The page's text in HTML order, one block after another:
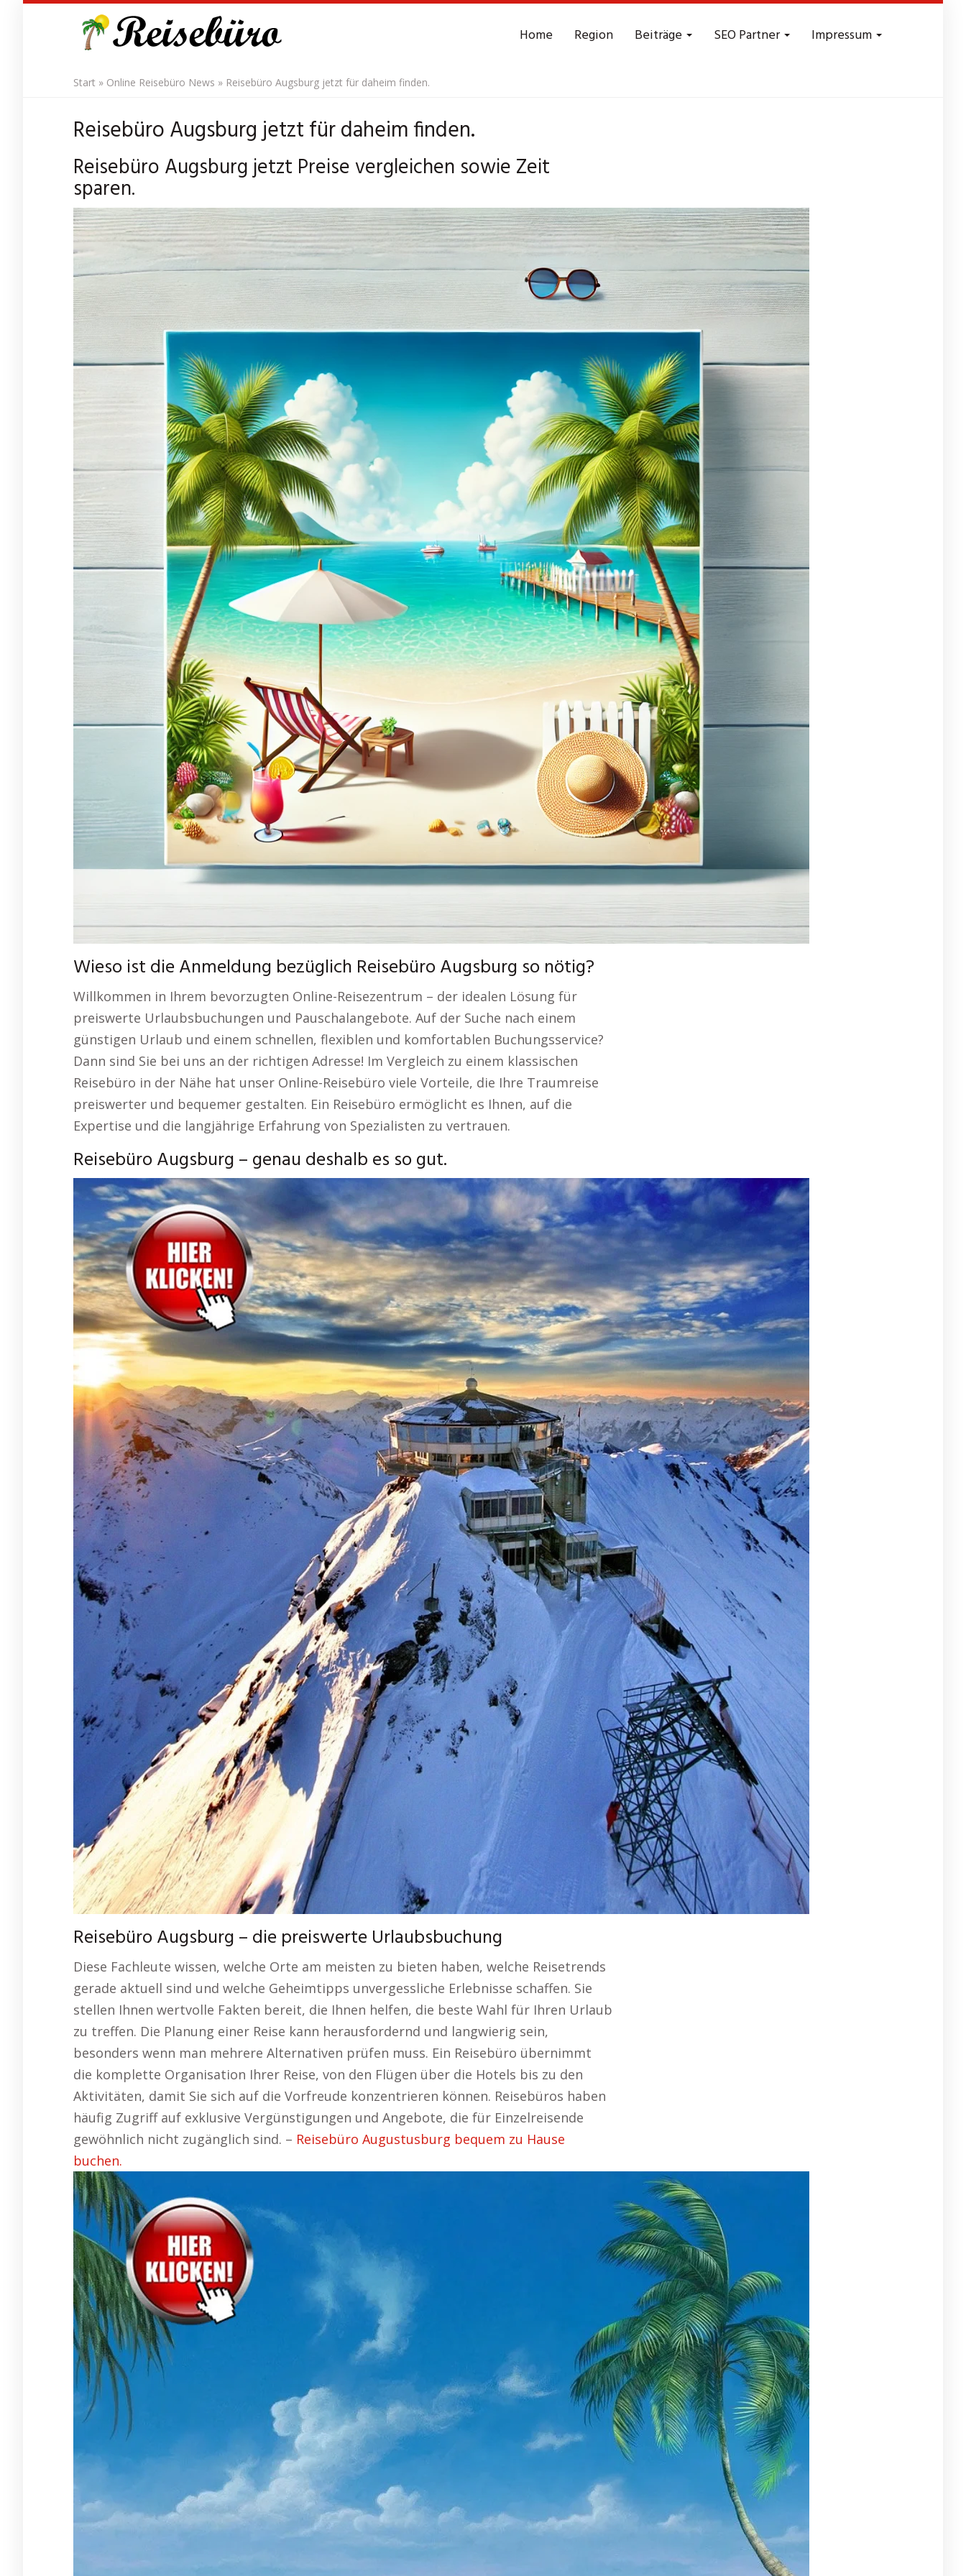
Home Region Beiträge SEO Partner Impressum
Start » Online Reisebüro News » Reisebüro Augsburg jetzt für daheim finden.
Reisebüro Augsburg jetzt für daheim finden.
Reisebüro Augsburg jetzt Preise vergleichen sowie Zeit
sparen.
Wieso ist die Anmeldung bezüglich Reisebüro Augsburg so nötig?
Willkommen in Ihrem bevorzugten Online-Reisezentrum – der idealen Lösung für
preiswerte Urlaubsbuchungen und Pauschalangebote. Auf der Suche nach einem
günstigen Urlaub und einem schnellen, flexiblen und komfortablen Buchungsservice?
Dann sind Sie bei uns an der richtigen Adresse! Im Vergleich zu einem klassischen
Reisebüro in der Nähe hat unser Online-Reisebüro viele Vorteile, die Ihre Traumreise
preiswerter und bequemer gestalten. Ein Reisebüro ermöglicht es Ihnen, auf die
Expertise und die langjährige Erfahrung von Spezialisten zu vertrauen.
Reisebüro Augsburg – genau deshalb es so gut.
Reisebüro Augsburg – die preiswerte Urlaubsbuchung
Diese Fachleute wissen, welche Orte am meisten zu bieten haben, welche Reisetrends
gerade aktuell sind und welche Geheimtipps unvergessliche Erlebnisse schaffen. Sie
stellen Ihnen wertvolle Fakten bereit, die Ihnen helfen, die beste Wahl für Ihren Urlaub
zu treffen. Die Planung einer Reise kann herausfordernd und langwierig sein,
besonders wenn man mehrere Alternativen prüfen muss. Ein Reisebüro übernimmt
die komplette Organisation Ihrer Reise, von den Flügen über die Hotels bis zu den
Aktivitäten, damit Sie sich auf die Vorfreude konzentrieren können. Reisebüros haben
häufig Zugriff auf exklusive Vergünstigungen und Angebote, die für Einzelreisende
gewöhnlich nicht zugänglich sind. – Reisebüro Augustusburg bequem zu Hause
buchen.